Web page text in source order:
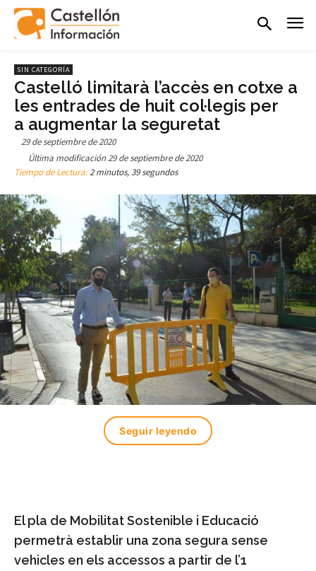
SIN CATEGORÍA
Castelló limitarà l’accès en cotxe a
les entrades de huit col·legis per
a augmentar la seguretat
29 de septiembre de 2020
Última modificación29 de septiembre de 2020
Tiempo de Lectura:2 minutos, 39 segundos
Seguir leyendo
El pla de Mobilitat Sostenible i Educació
permetrà establir una zona segura sense
vehicles en els accessos a partir de l’1